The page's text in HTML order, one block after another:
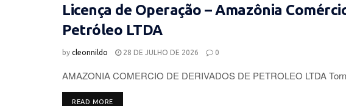
Licença de Operação – Amazônia
Petróleo LTDA
by cleonnildo 28 DE JULHO DE 2026 0
AMAZONIA COMERCIO DE DERIVADOS DE PETROLEO LTDA
READ MOREDETAILS